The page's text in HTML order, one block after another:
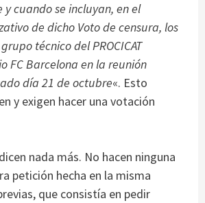
y cuando se incluyan, en el
de dicho Voto de censura, los
técnico del PROCICAT
FC Barcelona en la reunión
día 21 de octubre«. Esto
y exigen hacer una votación
nada más. No hacen ninguna
petición hecha en la misma
que consistía en pedir